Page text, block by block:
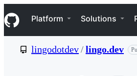
k
i
p
Navigation Menu
Platform Solutions
lingodotdev/lingo.dev